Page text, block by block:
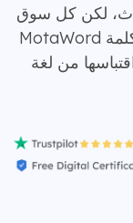
لكن كل سوق
يتوقع نسخته الخاصة بلغته الأم. تُترجم كلمة MotaWord
من لغة